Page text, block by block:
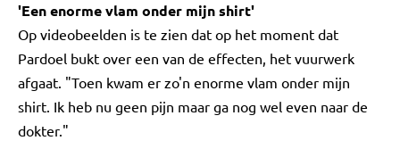
'Een enorme vlam onder mijn shirt'
Op videobeelden is te zien dat op het moment dat
Pardoel bukt over een van de effecten, het vuurwerk
afgaat. "Toen kwam er zo'n enorme vlam onder mijn
shirt. Ik heb nu geen pijn maar ga nog wel even naar de
dokter."